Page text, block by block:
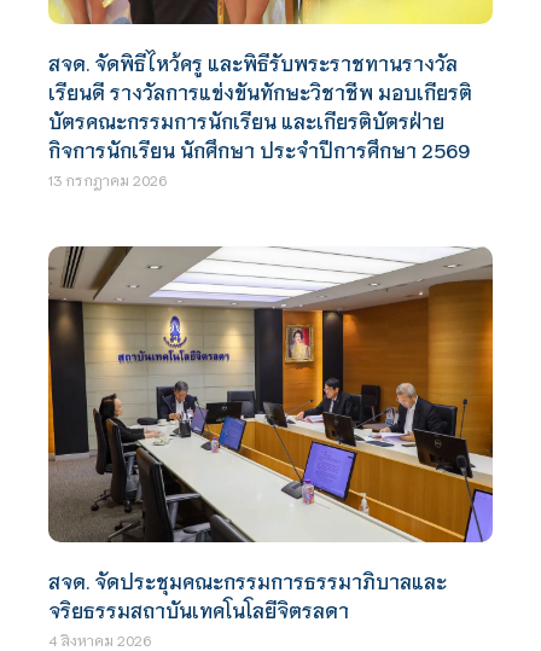
สจด. จัดพิธีไหว้ครู และพิธีรับพระราชทานรางวัล
เรียนดี รางวัลการแข่งขันทักษะวิชาชีพ มอบเกียรติ
บัตรคณะกรรมการนักเรียน และเกียรติบัตรฝ่าย
กิจการนักเรียน นักศึกษา ประจำปีการศึกษา 2569
13 กรกฎาคม 2026
สจด. จัดประชุมคณะกรรมการธรรมาภิบาลและ
จริยธรรมสถาบันเทคโนโลยีจิตรลดา
4 สิงหาคม 2026